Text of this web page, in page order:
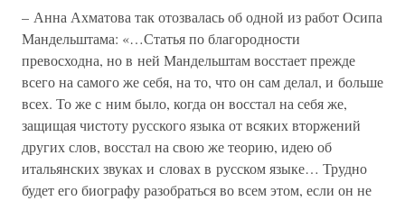
– Анна Ахматова так отозвалась об одной из работ Осипа
Мандельштама: «…Статья по благородности
превосходна, но в ней Мандельштам восстает прежде
всего на самого же себя, на то, что он сам делал, и больше
всех. То же с ним было, когда он восстал на себя же,
защищая чистоту русского языка от всяких вторжений
других слов, восстал на свою же теорию, идею об
итальянских звуках и словах в русском языке… Трудно
будет его биографу разобраться во всем этом, если он не